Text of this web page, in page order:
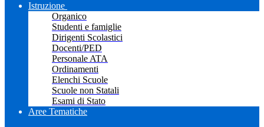
Istruzione
Organico
Studenti e famiglie
Dirigenti Scolastici
Docenti/PED
Personale ATA
Ordinamenti
Elenchi Scuole
Scuole non Statali
Esami di Stato
Aree Tematiche